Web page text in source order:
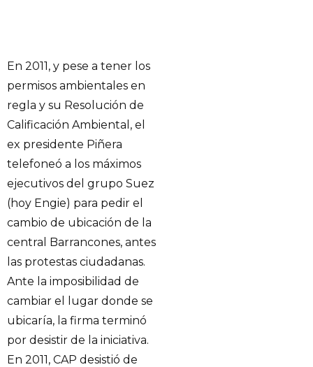
En 2011, y pese a tener los
permisos ambientales en
regla y su Resolución de
Calificación Ambiental, el
ex presidente Piñera
telefoneó a los máximos
ejecutivos del grupo Suez
(hoy Engie) para pedir el
cambio de ubicación de la
central Barrancones, antes
las protestas ciudadanas.
Ante la imposibilidad de
cambiar el lugar donde se
ubicaría, la firma terminó
por desistir de la iniciativa.
En 2011, CAP desistió de